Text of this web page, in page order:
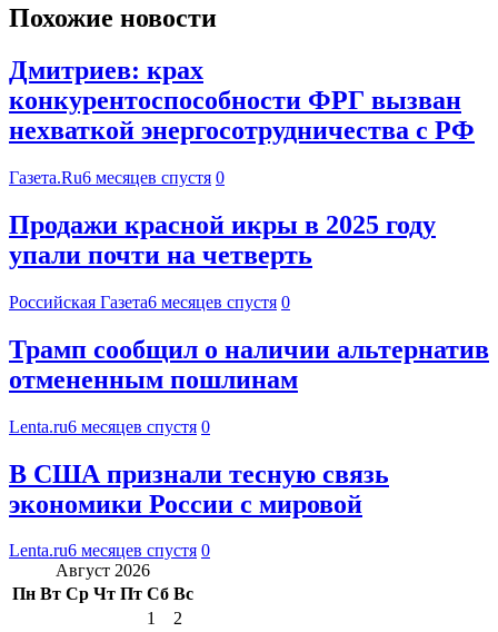
Похожие новости
Дмитриев: крах
конкурентоспособности ФРГ вызван
нехваткой энергосотрудничества с РФ
Газета.Ru6 месяцев спустя 0
Продажи красной икры в 2025 году
упали почти на четверть
Российская Газета6 месяцев спустя 0
Трамп сообщил о наличии альтернатив
отмененным пошлинам
Lenta.ru6 месяцев спустя 0
В США признали тесную связь
экономики России с мировой
Lenta.ru6 месяцев спустя 0
Август 2026
Пн Вт Ср Чт Пт Сб Вс
1
2